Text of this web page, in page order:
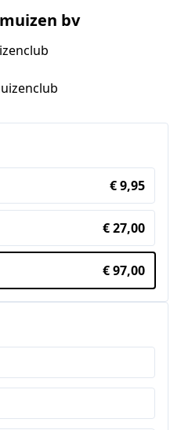
bv
€ 9,95
€ 27,00
€ 97,00